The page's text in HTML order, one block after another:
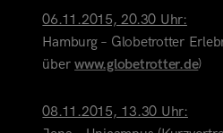
06.11.2015, 20.30 Uhr:
Hamburg – Globetrotter
überwww.globetrotter.de)
08.11.2015, 13.30 Uhr: